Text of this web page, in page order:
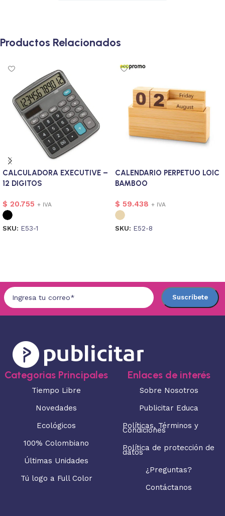
Productos Relacionados
CALCULADORA EXECUTIVE –
12 DIGITOS
$ 20.755 + IVA
SKU: E53-1
CALENDARIO PERPETUO LOIC
BAMBOO
$ 59.438 + IVA
SKU: E52-8
Categorias Principales
Tiempo Libre
Novedades
Ecológicos
100% Colombiano
Últimas Unidades
Tú logo a Full Color
Enlaces de interés
Sobre Nosotros
Publicitar Educa
Políticas, Términos y
Condiciones
Política de protección de
datos
¿Preguntas?
Contáctanos